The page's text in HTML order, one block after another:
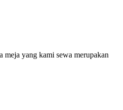
meja yang kami sewa merupakan